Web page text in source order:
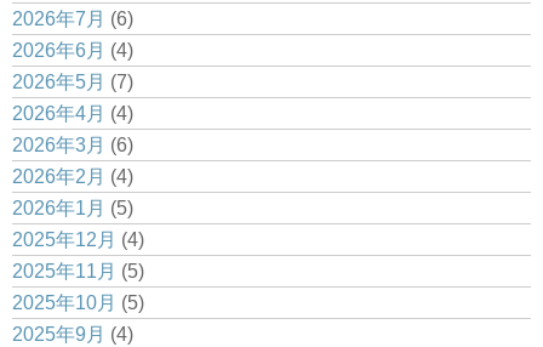
2026年7月 (6)
2026年6月 (4)
2026年5月 (7)
2026年4月 (4)
2026年3月 (6)
2026年2月 (4)
2026年1月 (5)
2025年12月 (4)
2025年11月 (5)
2025年10月 (5)
2025年9月 (4)